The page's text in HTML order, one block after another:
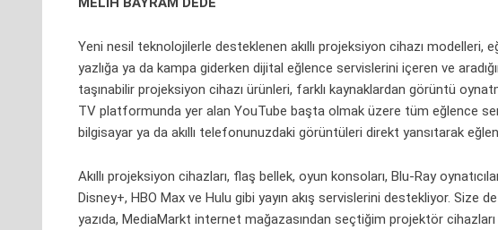
Yeni nesil teknolojilerle desteklenen akıllı projeksiyon cihazı modelleri,
yazlığa ya da kampa giderken dijital eğlence servislerini içeren ve
taşınabilir projeksiyon cihazı ürünleri, farklı kaynaklardan görüntü
TV platformunda yer alan YouTube başta olmak üzere tüm eğlence
bilgisayar ya da akıllı telefonunuzdaki görüntüleri direkt yansıtarak
Akıllı projeksiyon cihazları, flaş bellek, oyun konsoları, Blu-Ray
Disney+, HBO Max ve Hulu gibi yayın akış servislerini destekliyor. Size
yazıda, MediaMarkt internet mağazasından seçtiğim projektör